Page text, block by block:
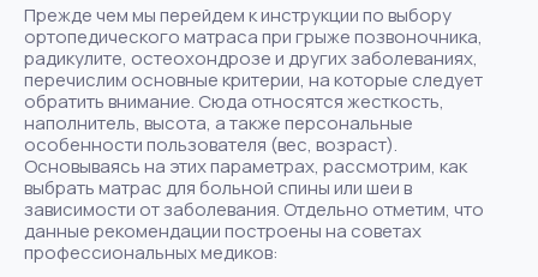
Прежде чем мы перейдем к инструкции по выбору
ортопедического матраса при грыже позвоночника,
радикулите, остеохондрозе и других заболеваниях,
перечислим основные критерии, на которые следует
обратить внимание. Сюда относятся жесткость,
наполнитель, высота, а также персональные
особенности пользователя (вес, возраст).
Основываясь на этих параметрах, рассмотрим, как
выбрать матрас для больной спины или шеи в
зависимости от заболевания. Отдельно отметим, что
данные рекомендации построены на советах
профессиональных медиков: